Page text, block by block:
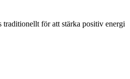
för att stärka positiv energi